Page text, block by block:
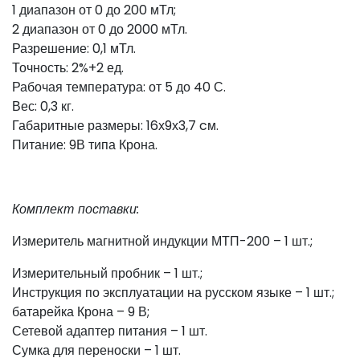
1 диапазон от 0 до 200 мТл;
2 диапазон от 0 до 2000 мТл.
Разрешение: 0,1 мТл.
Точность: 2%+2 ед.
Рабочая температура: от 5 до 40 С.
Вес: 0,3 кг.
Габаритные размеры: 16х9х3,7 cм.
Питание: 9В типа Крона.
Комплект поставки:
Измеритель магнитной индукции МТП-200 – 1 шт.;
Измерительный пробник – 1 шт.;
Инструкция по эксплуатации на русском языке – 1 шт.;
батарейка Крона – 9 В;
Сетевой адаптер питания – 1 шт.
Сумка для переноски – 1 шт.